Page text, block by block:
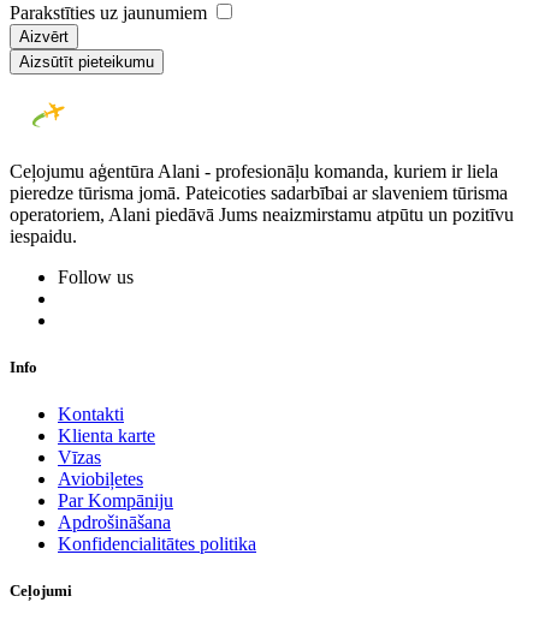
Parakstīties uz jaunumiem
Aizvērt
Aizsūtīt pieteikumu
Ceļojumu aģentūra Alani - profesionāļu komanda, kuriem ir liela
pieredze tūrisma jomā. Pateicoties sadarbībai ar slaveniem tūrisma
operatoriem, Alani piedāvā Jums neaizmirstamu atpūtu un pozitīvu
iespaidu.
Follow us
Info
Kontakti
Klienta karte
Vīzas
Aviobiļetes
Par Kompāniju
Apdrošināšana
Konfidencialitātes politika
Ceļojumi